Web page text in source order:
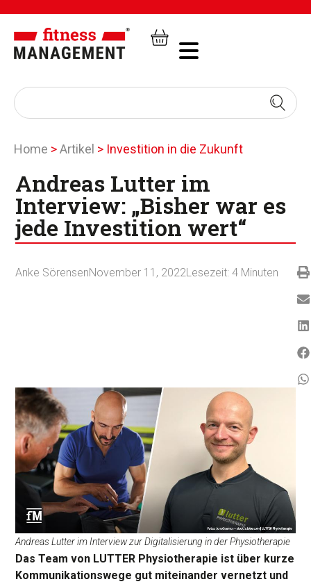
Home >Artikel > Investition in die Zukunft
Andreas Lutter im
Interview: „Bisher war es
jede Investition wert“
Anke SörensenNovember 11, 2022Lesezeit: 4 Minuten
Andreas Lutter im Interview zur Digitalisierung in der Physiotherapie
Das Team von LUTTER Physiotherapie ist über kurze
Kommunikationswege gut miteinander vernetzt und